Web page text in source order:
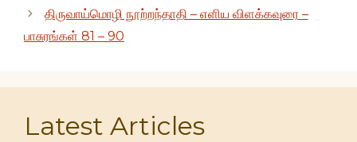
திருவாய்மொழி நூற்றந்தாதி – எளிய விளக்கவுரை –
பாசுரங்கள் 81 – 90
Latest Articles